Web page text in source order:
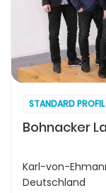
STANDARD PROFIL
Bohnacker
Karl-von-
Deutschland